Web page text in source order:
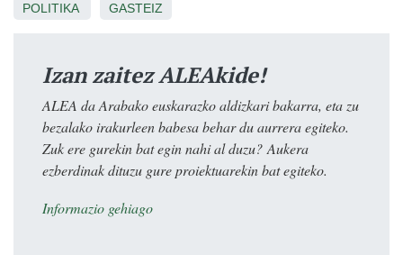
POLITIKA GASTEIZ
Izan zaitez ALEAkide!
ALEA da Arabako euskarazko aldizkari bakarra, eta zu
bezalako irakurleen babesa behar du aurrera egiteko.
Zuk ere gurekin bat egin nahi al duzu? Aukera
ezberdinak dituzu gure proiektuarekin bat egiteko.
Informazio gehiago